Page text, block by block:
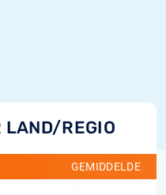
REGIO
GEMIDDELDE